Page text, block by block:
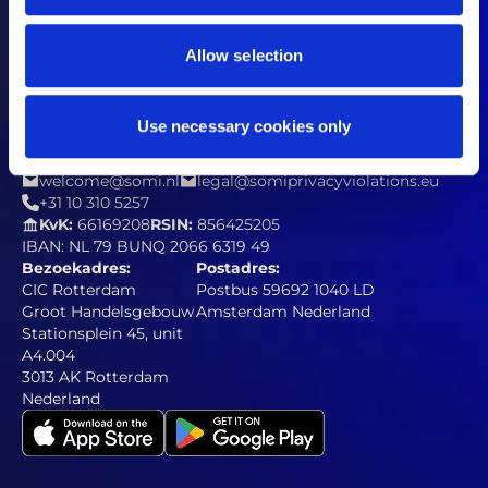
Allow selection
Use necessary cookies only
Cookie verklaring
Verantwoord openbaarmakingsbeleid
Contact
welcome@somi.nl
legal@somiprivacyviolations.eu
+31 10 310 5257
KvK: 66169208RSIN: 856425205
IBAN: NL 79 BUNQ 2066 6319 49
Bezoekadres:
CIC Rotterdam
Groot Handelsgebouw
Stationsplein 45, unit
A4.004
3013 AK Rotterdam
Nederland
Postadres:
Postbus 59692 1040 LD
Amsterdam Nederland